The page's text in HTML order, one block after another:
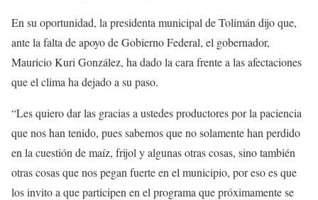
En su oportunidad, la presidenta municipal de Tolimán dijo que,
ante la falta de apoyo de Gobierno Federal, el gobernador,
Mauricio Kuri González, ha dado la cara frente a las afectaciones
que el clima ha dejado a su paso.
“Les quiero dar las gracias a ustedes productores por la paciencia
que nos han tenido, pues sabemos que no solamente han perdido
en la cuestión de maíz, frijol y algunas otras cosas, sino también
otras cosas que nos pegan fuerte en el municipio, por eso es que
los invito a que participen en el programa que próximamente se